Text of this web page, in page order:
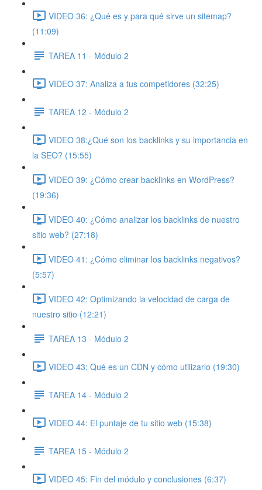
VIDEO 36: ¿Qué es y para qué sirve un sitemap?
(11:09)
TAREA 11 - Módulo 2
VIDEO 37: Analiza a tus competidores (32:25)
TAREA 12 - Módulo 2
VIDEO 38:¿Qué son los backlinks y su importancia en
la SEO? (15:55)
VIDEO 39: ¿Cómo crear backlinks en WordPress?
(19:36)
VIDEO 40: ¿Cómo analizar los backlinks de nuestro
sitio web? (27:18)
VIDEO 41: ¿Cómo eliminar los backlinks negativos?
(5:57)
VIDEO 42: Optimizando la velocidad de carga de
nuestro sitio (12:21)
TAREA 13 - Módulo 2
VIDEO 43: Qué es un CDN y cómo utilizarlo (19:30)
TAREA 14 - Módulo 2
VIDEO 44: El puntaje de tu sitio web (15:38)
TAREA 15 - Módulo 2
VIDEO 45: Fin del módulo y conclusiones (6:37)